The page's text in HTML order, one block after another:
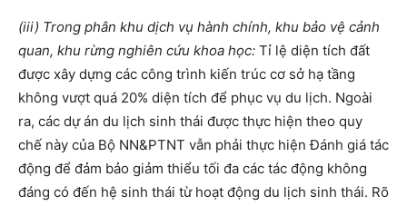
(iii) Trong phân khu dịch vụ hành chính, khu bảo vệ cảnh
quan, khu rừng nghiên cứu khoa học: Tỉ lệ diện tích đất
được xây dựng các công trình kiến trúc cơ sở hạ tầng
không vượt quá 20% diện tích để phục vụ du lịch. Ngoài
ra, các dự án du lịch sinh thái được thực hiện theo quy
chế này của Bộ NN&PTNT vẫn phải thực hiện Đánh giá tác
động để đảm bảo giảm thiểu tối đa các tác động không
đáng có đến hệ sinh thái từ hoạt động du lịch sinh thái. Rõ